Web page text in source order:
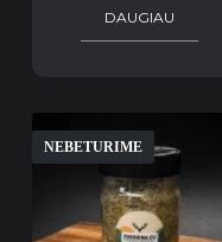
DAUGIAU
NEBETURIME